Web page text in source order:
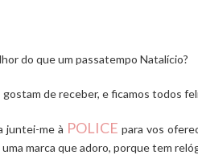
do que um passatempo Natalício?
de receber, e ficamos todos
juntei-me à POLICE para vos
uma marca que adoro, porque tem